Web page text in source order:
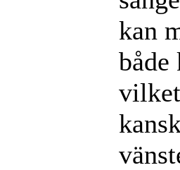
kan
både